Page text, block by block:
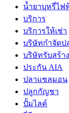
น้ำยาบุหรี่ไฟ
บริการ
บริการให้เช่า
บริษัทกำจัดป
บริษัทรับสร้
ประกัน AIA
ปลาแซลมอน
ปลูกกัญชา
ปั้มไลค์